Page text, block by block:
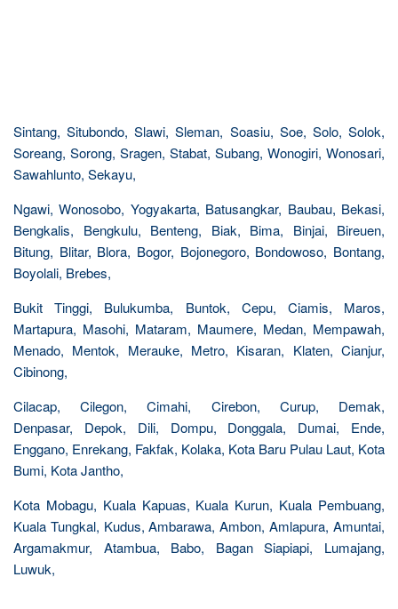
Sintang, Situbondo, Slawi, Sleman, Soasiu, Soe, Solo, Solok,
Soreang, Sorong, Sragen, Stabat, Subang, Wonogiri, Wonosari,
Sawahlunto, Sekayu,
Ngawi, Wonosobo, Yogyakarta, Batusangkar, Baubau, Bekasi,
Bengkalis, Bengkulu, Benteng, Biak, Bima, Binjai, Bireuen,
Bitung, Blitar, Blora, Bogor, Bojonegoro, Bondowoso, Bontang,
Boyolali, Brebes,
Bukit Tinggi, Bulukumba, Buntok, Cepu, Ciamis, Maros,
Martapura, Masohi, Mataram, Maumere, Medan, Mempawah,
Menado, Mentok, Merauke, Metro, Kisaran, Klaten, Cianjur,
Cibinong,
Cilacap, Cilegon, Cimahi, Cirebon, Curup, Demak,
Denpasar, Depok, Dili, Dompu, Donggala, Dumai, Ende,
Enggano, Enrekang, Fakfak, Kolaka, Kota Baru Pulau Laut, Kota
Bumi, Kota Jantho,
Kota Mobagu, Kuala Kapuas, Kuala Kurun, Kuala Pembuang,
Kuala Tungkal, Kudus, Ambarawa, Ambon, Amlapura, Amuntai,
Argamakmur, Atambua, Babo, Bagan Siapiapi, Lumajang,
Luwuk,